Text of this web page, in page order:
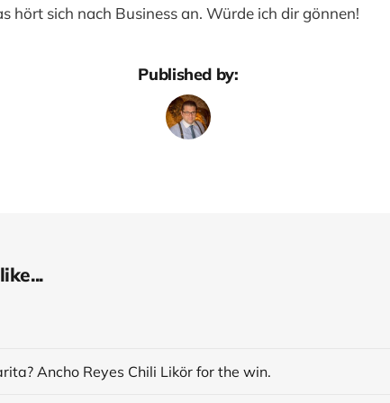
hört sich nach Business an. Würde ich dir gönnen!
Published by:
Ancho Reyes Chili Likör for the win.